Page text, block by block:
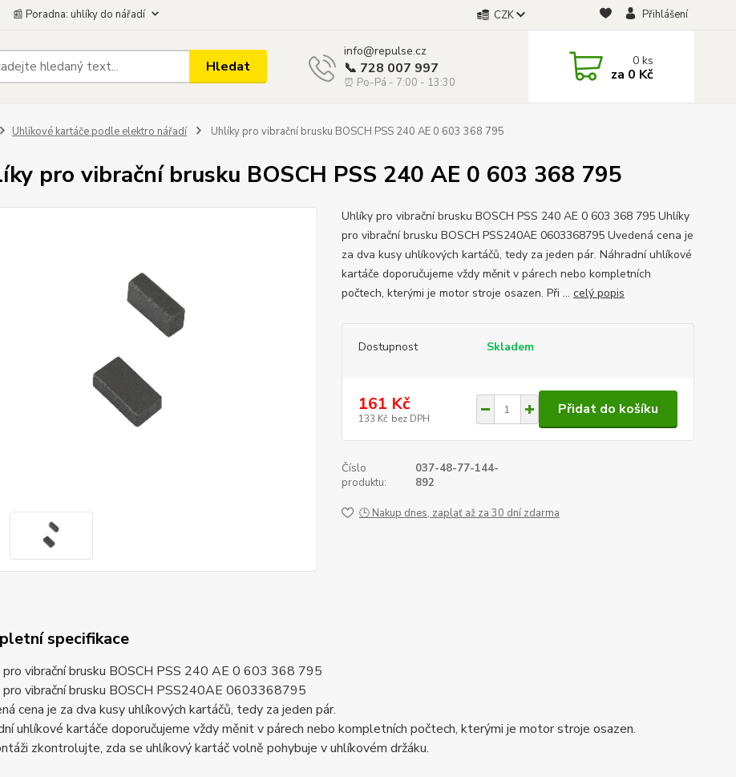
📰 Poradna: uhlíky do nářadí CZK Přihlášení
Hledat
info@repulse.cz
📞 728 007 997
⏰ Po-Pá - 7:00 - 13:30
0ks
za 0 Kč
Uhlíkové kartáče podle elektro nářadí Uhlíky pro vibrační brusku BOSCH PSS 240 AE 0 603 368 795
pro vibrační brusku BOSCH PSS 240 AE 0 603 368 795
Uhlíky pro vibrační brusku BOSCH PSS 240 AE 0 603 368 795 Uhlíky
pro vibrační brusku BOSCH PSS240AE 0603368795 Uvedená cena je
za dva kusy uhlíkových kartáčů, tedy za jeden pár. Náhradní uhlíkové
kartáče doporučujeme vždy měnit v párech nebo kompletních
počtech, kterými je motor stroje osazen. Při ... celý popis
Dostupnost Skladem
161 Kč
133 Kč bez DPH
Přidat do košíku
Číslo
produktu:
037-48-77-144-
892
🕒 Nakup dnes, zaplať až za 30 dní zdarma
specifikace
pro vibrační brusku BOSCH PSS 240 AE 0 603 368 795
pro vibrační brusku BOSCH PSS240AE 0603368795
cena je za dva kusy uhlíkových kartáčů, tedy za jeden pár.
uhlíkové kartáče doporučujeme vždy měnit v párech nebo kompletních počtech, kterými je motor stroje osazen.
zkontrolujte, zda se uhlíkový kartáč volně pohybuje v uhlíkovém držáku.